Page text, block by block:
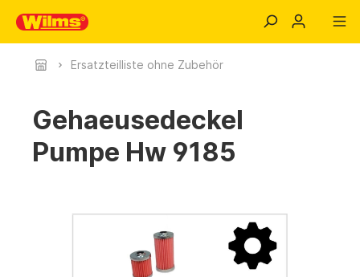
Ersatzteilliste ohne Zubehör
Gehaeusedeckel
Pumpe Hw 9185